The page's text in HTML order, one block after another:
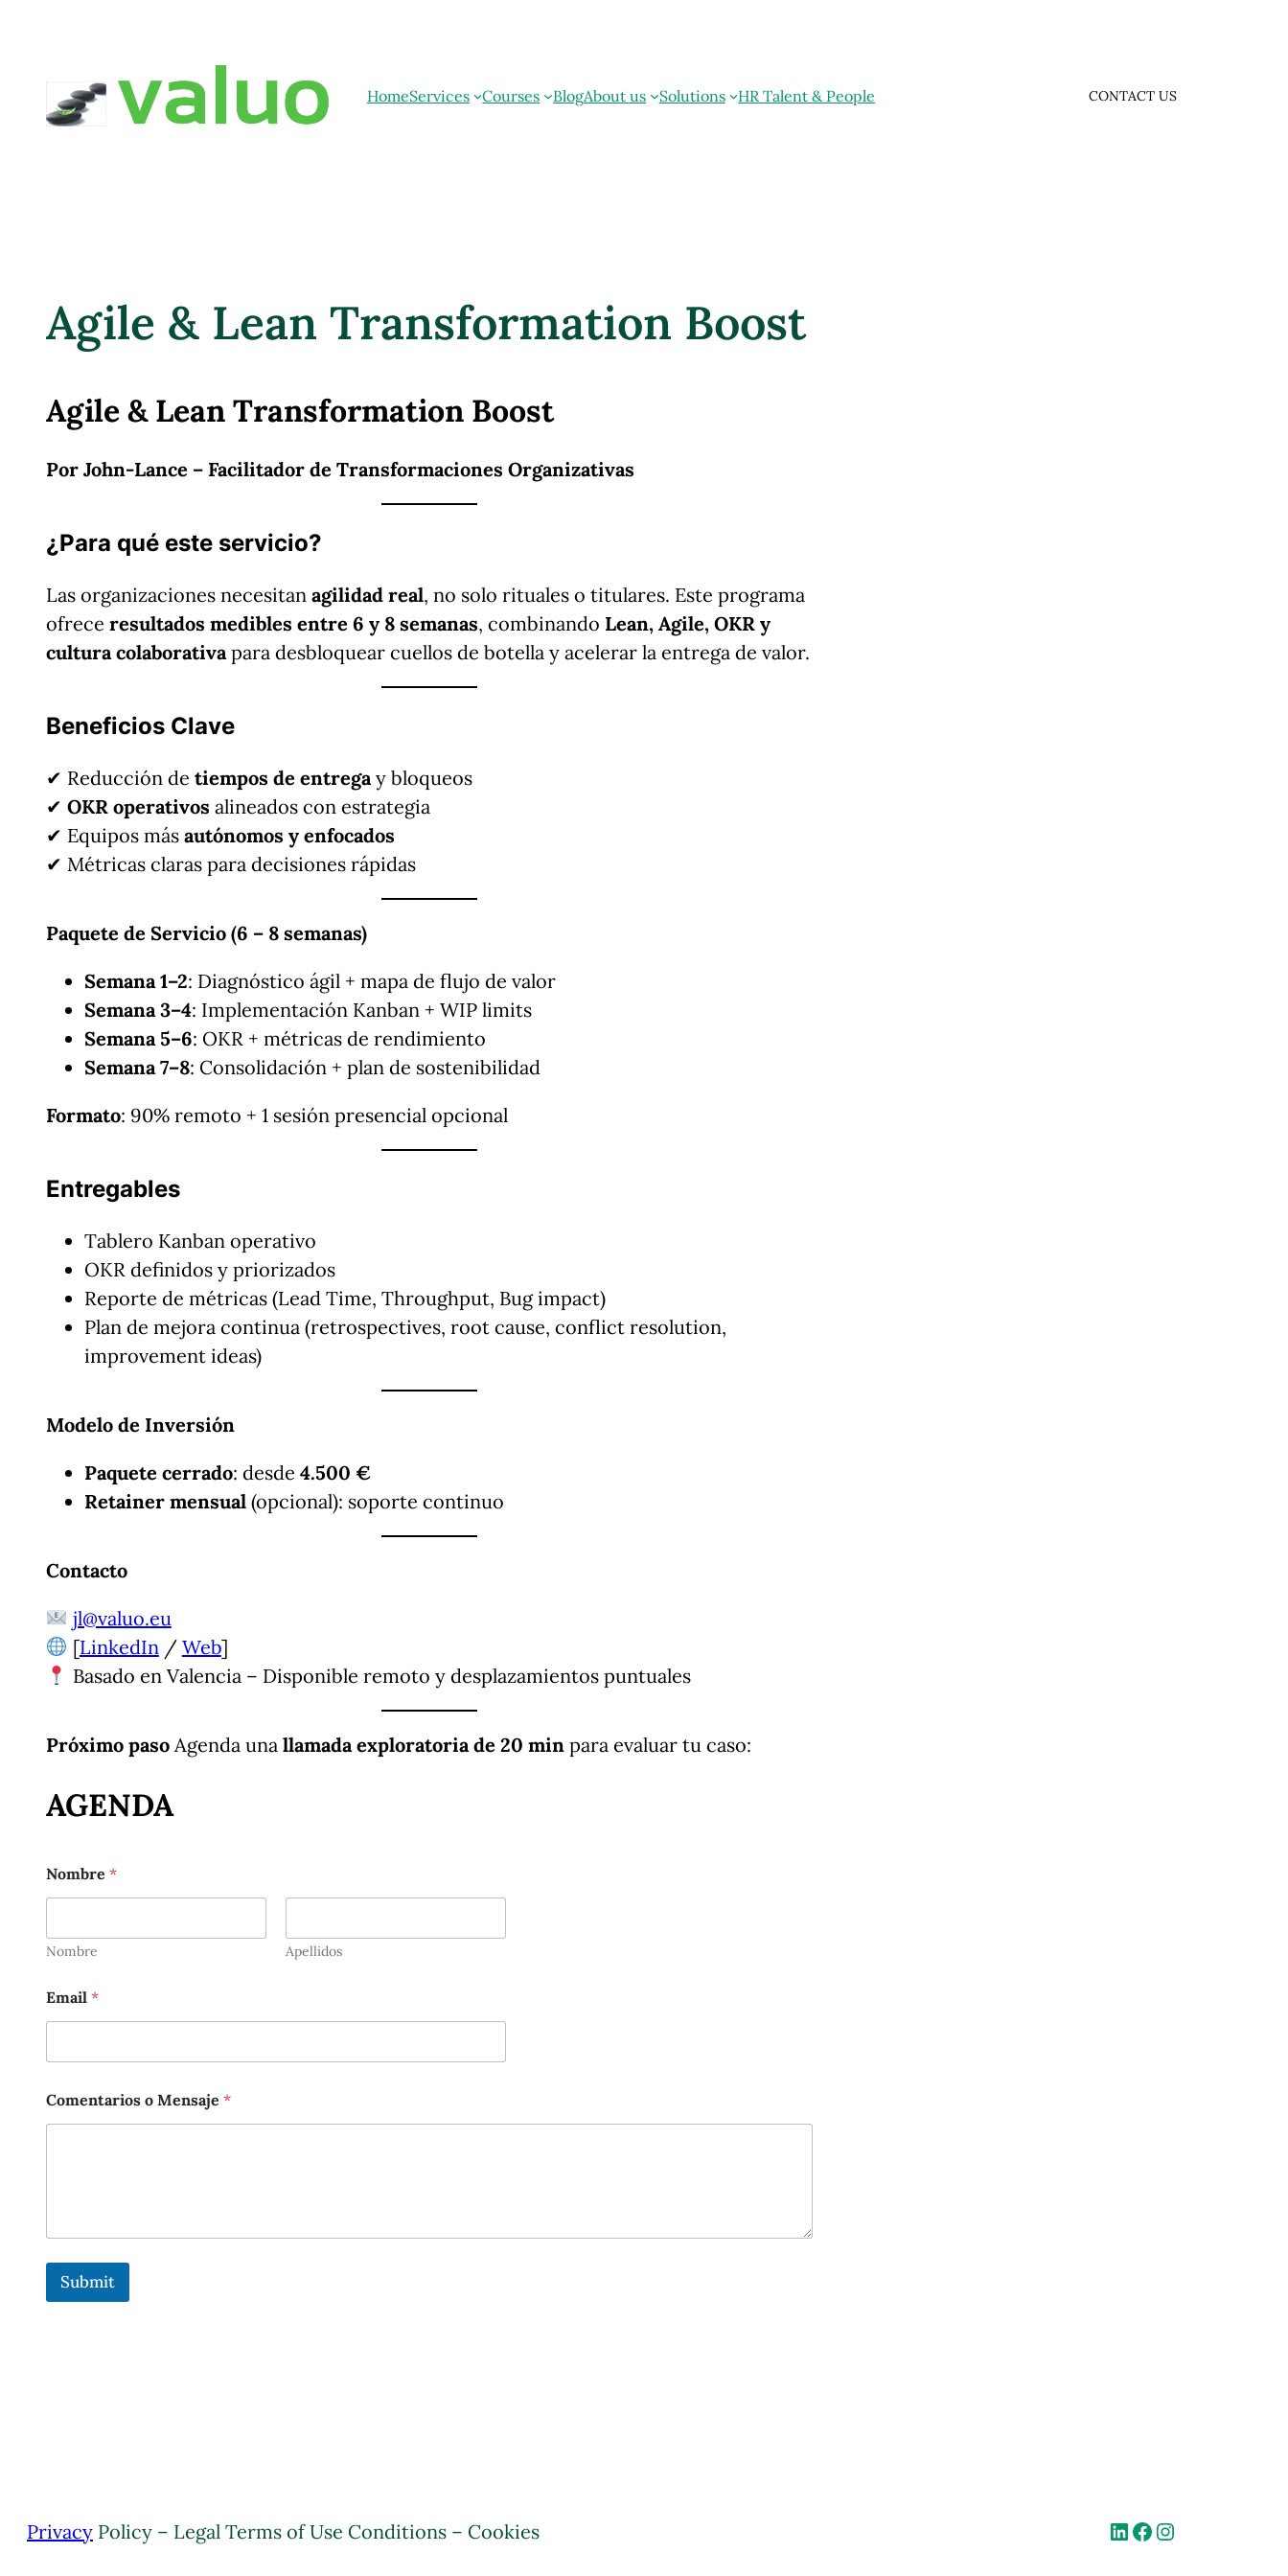
HomeServices Courses BlogAbout us Solutions HR Talent & People CONTACT US
Agile & Lean Transformation Boost
Agile & Lean Transformation Boost
Por John-Lance – Facilitador de Transformaciones Organizativas
¿Para qué este servicio?
Las organizaciones necesitan agilidad real, no solo rituales o titulares. Este programa
ofrece resultados medibles entre 6 y 8 semanas, combinando Lean, Agile, OKR y
cultura colaborativapara desbloquear cuellos de botella y acelerar la entrega de valor.
Beneficios Clave
✔ Reducción de tiempos de entregay bloqueos
✔ OKR operativos alineados con estrategia
✔ Equipos más autónomos y enfocados
✔ Métricas claras para decisiones rápidas
Paquete de Servicio (6 – 8 semanas)
Semana 1–2: Diagnóstico ágil + mapa de flujo de valor
Semana 3–4: Implementación Kanban + WIP limits
Semana 5–6: OKR + métricas de rendimiento
Semana 7–8: Consolidación + plan de sostenibilidad
Formato: 90% remoto + 1 sesión presencial opcional
Entregables
Tablero Kanban operativo
OKR definidos y priorizados
Reporte de métricas (Lead Time, Throughput, Bug impact)
Plan de mejora continua (retrospectives, root cause, conflict resolution,
improvement ideas)
Modelo de Inversión
Paquete cerrado: desde 4.500 €
Retainer mensual (opcional): soporte continuo
Contacto
jl@valuo.eu
[LinkedIn/ Web]
Basado en Valencia – Disponible remoto y desplazamientos puntuales
Próximo paso Agenda una llamada exploratoria de 20 min para evaluar tu caso:
AGENDA
Nombre *
Nombre Apellidos
Email *
o
m
r
*
Comentarios o Mensaje *
Submit
Privacy Policy – Legal Terms of Use Conditions – Cookies